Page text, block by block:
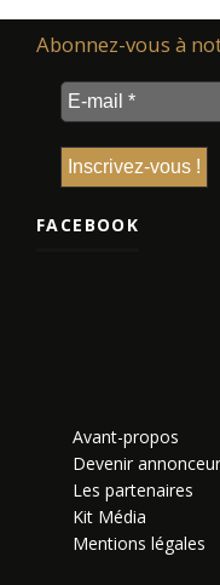
Abonnez-vous à
FACEBOOK
Avant-propos
Devenir annonceur
Les partenaires
Kit Média
Mentions légales